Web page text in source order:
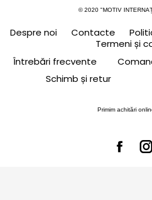
© 2020 "MOTIV
Despre noi Contacte
Termeni și
Întrebări frecvente
Schimb și retur
Primim achitări